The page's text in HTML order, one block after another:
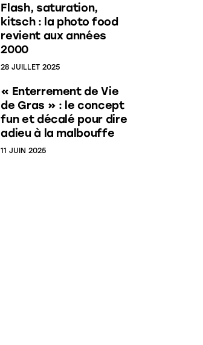
Flash, saturation,
kitsch : la photo food
revient aux années
2000
28 JUILLET 2025
« Enterrement de Vie
de Gras » : le concept
fun et décalé pour dire
adieu à la malbouffe
11 JUIN 2025